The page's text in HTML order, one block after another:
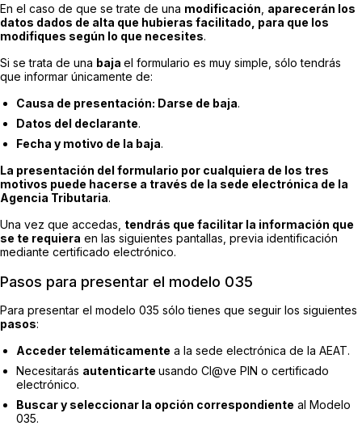
En el caso de que se trate de una modificación aparecerán los
datos dados de alta que hubieras facilitado, para que los
modifiques según lo que necesites.
Si se trata de una baja el formulario es muy simple, sólo tendrás
que informar únicamente de:
Causa de presentación: Darse de baja.
Datos del declarante.
Fecha y motivo de la baja.
La presentación del formulario por cualquiera de los tres
motivos puede hacerse a través de la sede electrónica de la
Agencia Tributaria.
Una vez que accedas, tendrás que facilitar la información que
se te requiera en las siguientes pantallas, previa identificación
mediante certificado electrónico.
Pasos para presentar el modelo 035
Para presentar el modelo 035 sólo tienes que seguir los siguientes
pasos:
Acceder telemáticamente a la sede electrónica de la AEAT.
Necesitarás autenticarte usando Cl@ve PIN o certificado
electrónico.
Buscar y seleccionar la opción correspondiente al Modelo
035.